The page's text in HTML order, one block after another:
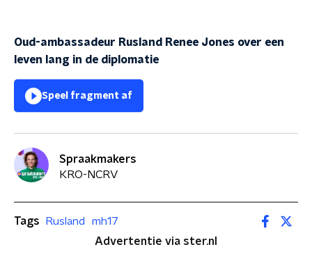
Oud-ambassadeur Rusland Renee Jones over een
leven lang in de diplomatie
Speel fragment af
Spraakmakers
KRO-NCRV
Tags Rusland
mh17
Advertentie via ster.nl